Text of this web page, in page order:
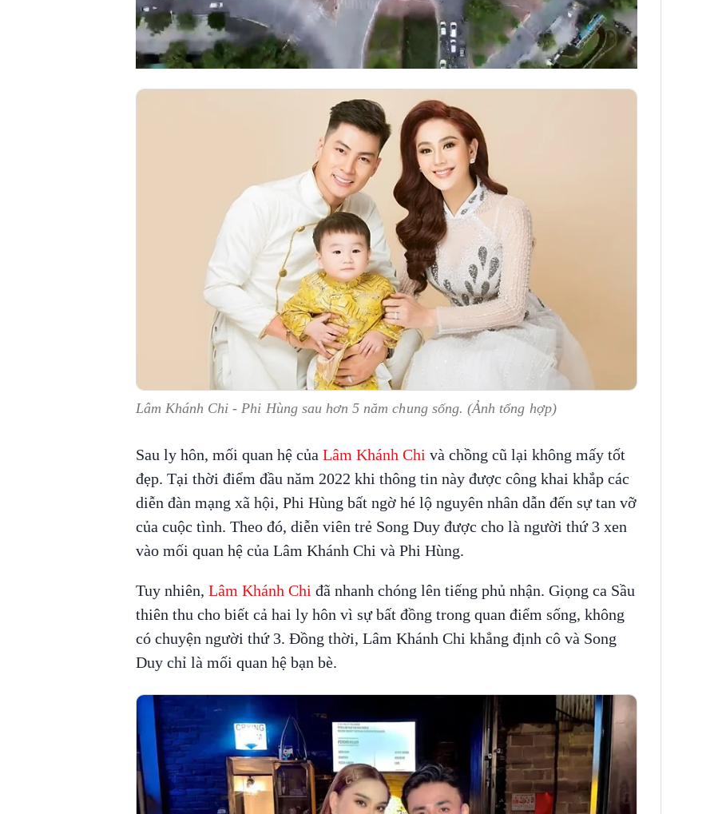
Lâm Khánh Chi - Phi Hùng sau hơn 5 năm chung sống. (Ảnh tổng hợp)
Sau ly hôn, mối quan hệ của Lâm Khánh Chi và chồng cũ lại không mấy tốt
đẹp. Tại thời điểm đầu năm 2022 khi thông tin này được công khai khắp các
diễn đàn mạng xã hội, Phi Hùng bất ngờ hé lộ nguyên nhân dẫn đến sự tan vỡ
của cuộc tình. Theo đó, diễn viên trẻ Song Duy được cho là người thứ 3 xen
vào mối quan hệ của Lâm Khánh Chi và Phi Hùng.
Tuy nhiên, Lâm Khánh Chi đã nhanh chóng lên tiếng phủ nhận. Giọng ca Sầu
thiên thu cho biết cả hai ly hôn vì sự bất đồng trong quan điểm sống, không
có chuyện người thứ 3. Đồng thời, Lâm Khánh Chi khẳng định cô và Song
Duy chỉ là mối quan hệ bạn bè.